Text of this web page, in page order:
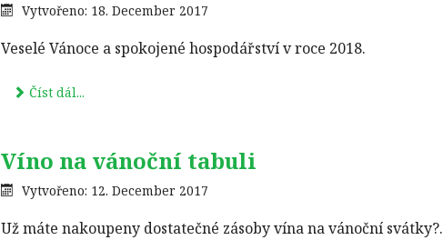
Vytvořeno: 18. December 2017
Veselé Vánoce a spokojené hospodářství v roce 2018.
Číst dál...
Víno na vánoční tabuli
Vytvořeno: 12. December 2017
Už máte nakoupeny dostatečné zásoby vína na vánoční svátky?.